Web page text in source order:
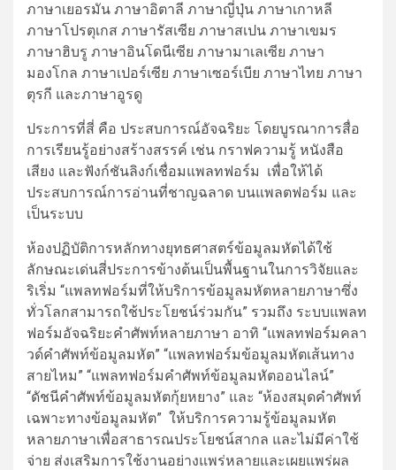
ภาษาเยอรมัน ภาษาอิตาลี ภาษาญี่ปุ่น ภาษาเกาหลี
ภาษาโปรตุเกส ภาษารัสเซีย ภาษาสเปน ภาษาเขมร
ภาษาฮิบรู ภาษาอินโดนีเซีย ภาษามาเลเซีย ภาษา
มองโกล ภาษาเปอร์เซีย ภาษาเซอร์เบีย ภาษาไทย ภาษา
ตุรกี และภาษาอูรดู
ประการที่สี่ คือ ประสบการณ์อัจฉริยะ โดยบูรณาการสื่อ
การเรียนรู้อย่างสร้างสรรค์ เช่น กราฟความรู้ หนังสือ
เสียง และฟังก์ชันลิงก์เชื่อมแพลทฟอร์ม เพื่อให้ได้
ประสบการณ์การอ่านที่ชาญฉลาด บนแพลตฟอร์ม และ
เป็นระบบ
ห้องปฏิบัติการหลักทางยุทธศาสตร์ข้อมูลมหัตได้ใช้
ลักษณะเด่นสี่ประการข้างต้นเป็นพื้นฐานในการวิจัยและ
ริเริ่ม “แพลทฟอร์มที่ให้บริการข้อมูลมหัตหลายภาษาซึ่ง
ทั่วโลกสามารถใช้ประโยชน์ร่วมกัน” รวมถึง ระบบแพลท
ฟอร์มอัจฉริยะคำศัพท์หลายภาษา อาทิ “แพลทฟอร์มคลา
วด์คำศัพท์ข้อมูลมหัต” “แพลทฟอร์มข้อมูลมหัตเส้นทาง
สายไหม” “แพลทฟอร์มคำศัพท์ข้อมูลมหัตออนไลน์”
“ดัชนีคำศัพท์ข้อมูลมหัตกุ้ยหยาง” และ “ห้องสมุดคำศัพท์
เฉพาะทางข้อมูลมหัต” ให้บริการความรู้ข้อมูลมหัต
หลายภาษาเพื่อสาธารณประโยชน์สากล และไม่มีค่าใช้
จ่าย ส่งเสริมการใช้งานอย่างแพร่หลายและเผยแพร่ผล